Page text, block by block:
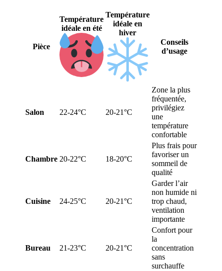
Pièce
Température
idéale en été
Température
idéale en
hiver
Conseils
d’usage
Salon 22-24°C 20-21°C
Zone la plus
fréquentée,
privilégiez
une
température
confortable
Chambre 20-22°C 18-20°C
Plus frais pour
favoriser un
sommeil de
qualité
Cuisine 24-25°C 20-21°C
Garder l’air
non humide ni
trop chaud,
ventilation
importante
Bureau 21-23°C 20-21°C
Confort pour
la
concentration
sans
surchauffe